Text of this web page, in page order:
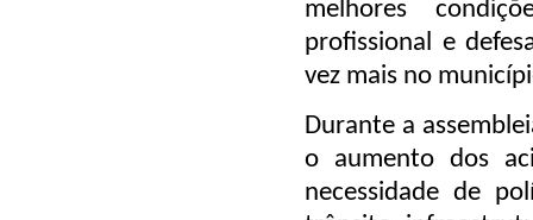
melhores
profissional e
vez mais no
Durante a
o aumento dos
necessidade de